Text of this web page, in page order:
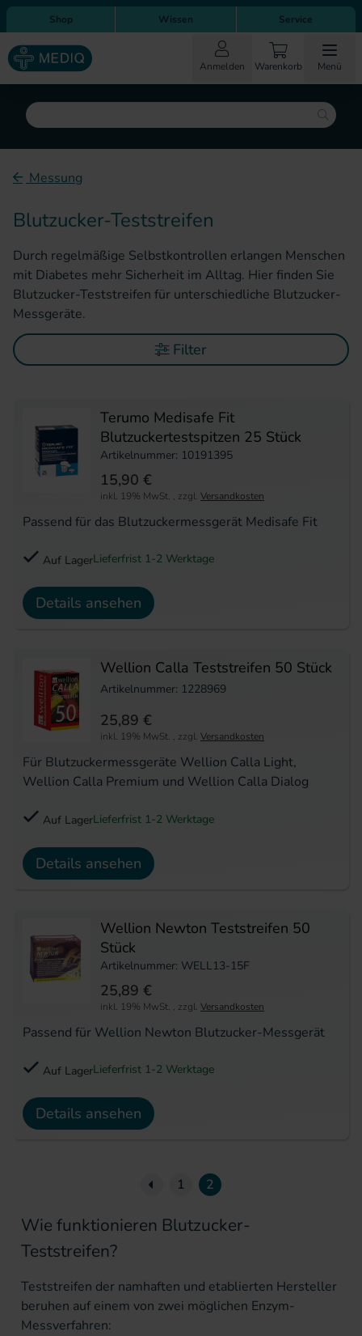
Direkt zum Inhalt
Direkt zur Hauptnavigation
Shop Wissen Service
Anmelden Warenkorb Menü
Suche
Messung
Blutzucker-Teststreifen
Durch regelmäßige Selbstkontrollen erlangen Menschen
mit Diabetes mehr Sicherheit im Alltag. Hier finden Sie
Blutzucker-Teststreifen für unterschiedliche Blutzucker-
Messgeräte.
Filter
Terumo Medisafe Fit
Blutzuckertestspitzen 25 Stück
Artikelnummer: 10191395
Passend für das Blutzuckermessgerät Medisafe Fit
15,90 €
inkl. 19% MwSt. , zzgl. Versandkosten
Auf LagerLieferfrist 1-2 Werktage
Details ansehen
Wellion Calla Teststreifen 50 Stück
Artikelnummer: 1228969
Für Blutzuckermessgeräte Wellion Calla Light,
Wellion Calla Premium und Wellion Calla Dialog
25,89 €
inkl. 19% MwSt. , zzgl. Versandkosten
Auf LagerLieferfrist 1-2 Werktage
Details ansehen
Wellion Newton Teststreifen 50
Stück
Artikelnummer: WELL13-15F
Passend für Wellion Newton Blutzucker-Messgerät
25,89 €
inkl. 19% MwSt. , zzgl. Versandkosten
Auf LagerLieferfrist 1-2 Werktage
Details ansehen
Previous Page
1 2
Wie funktionieren Blutzucker-
Teststreifen?
Teststreifen der namhaften und etablierten Hersteller
beruhen auf einem von zwei möglichen Enzym-
Messverfahren: